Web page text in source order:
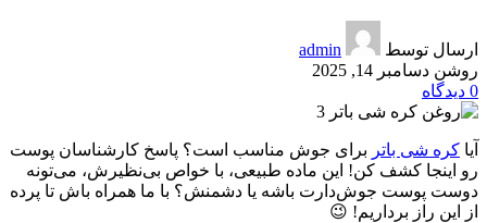
ارسال توسط
admin
روشن دسامبر 14, 2025
0 دیدگاه
آیا کره شی باتر برای جوش مناسب است؟ پاسخ کارشناسان پوست
رو اینجا کشف کن! این ماده طبیعی، با خواص بی‌نظیرش، می‌تونه
دوست پوست جوش‌دارت باشه یا دشمنش؟ با ما همراه باش تا پرده
از این راز برداریم! 😉